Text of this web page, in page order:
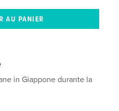
in Giappone durante la